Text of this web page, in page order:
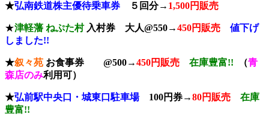
★弘南鉄道株主優待乗車券 ５回分→ 1,500円販売
★津軽藩 ねぷた村 入村券 大人@550→450円販売
値下げ
しました!!
★叙々苑 お食事券 @500→450円販売 在庫豊富!! （青
森店のみ利用可）
★弘前駅中央口 ・城東口駐車場100円券→80円販売
在庫
豊富!!